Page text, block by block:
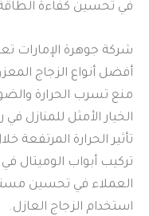
في تحسين كفاءة
شركة جوهرة الإمارات
أفضل أنواع الزجاج
منع تسرب الحرارة
الخيار الأمثل للمنازل
تأثير الحرارة
تركيب أبواب الوميتال
العملاء في تحسين
استخدام الزجاج العازل.